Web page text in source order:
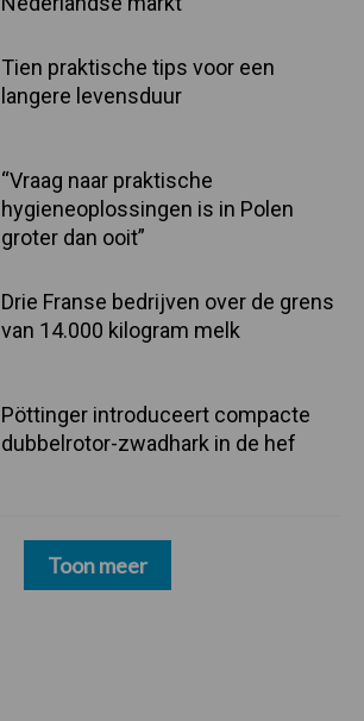
Tien praktische tips voor een
langere levensduur
“Vraag naar praktische
hygieneoplossingen is in Polen
groter dan ooit”
Drie Franse bedrijven over de grens
van 14.000 kilogram melk
Pöttinger introduceert compacte
dubbelrotor-zwadhark in de hef
Toon meer